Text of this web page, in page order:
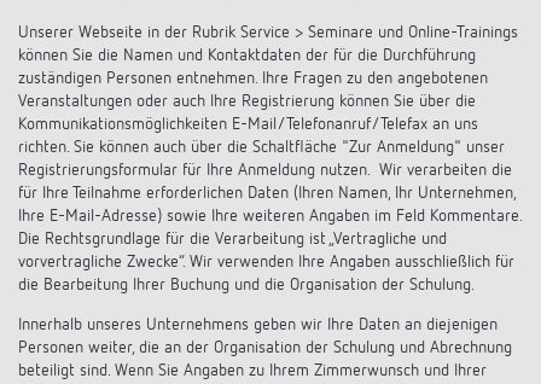
Unserer Webseite in der Rubrik Service > Seminare und Online-Trainings
können Sie die Namen und Kontaktdaten der für die Durchführung
zuständigen Personen entnehmen. Ihre Fragen zu den angebotenen
Veranstaltungen oder auch Ihre Registrierung können Sie über die
Kommunikationsmöglichkeiten E-Mail/Telefonanruf/Telefax an uns
richten. Sie können auch über die Schaltfläche "Zur Anmeldung" unser
Registrierungsformular für Ihre Anmeldung nutzen. Wir verarbeiten die
für Ihre Teilnahme erforderlichen Daten (Ihren Namen, Ihr Unternehmen,
Ihre E-Mail-Adresse) sowie Ihre weiteren Angaben im Feld Kommentare.
Die Rechtsgrundlage für die Verarbeitung ist „Vertragliche und
vorvertragliche Zwecke“. Wir verwenden Ihre Angaben ausschließlich für
die Bearbeitung Ihrer Buchung und die Organisation der Schulung.
Innerhalb unseres Unternehmens geben wir Ihre Daten an diejenigen
Personen weiter, die an der Organisation der Schulung und Abrechnung
beteiligt sind. Wenn Sie Angaben zu Ihrem Zimmerwunsch und Ihrer